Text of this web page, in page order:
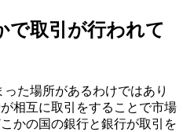
で取引が行われて
た場所があるわけではあり
相互に取引をすることで市場
かの国の銀行と銀行が取引を